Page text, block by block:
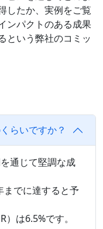
したか、実例をご覧
ンパクトのある成果
という弊社のコミッ
らいですか？
通じて堅調な成
までに達すると予
は6.5%です。